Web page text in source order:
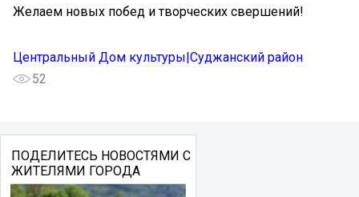
Желаем новых побед и творческих свершений!
Центральный Дом культуры|Суджанский район
52
ПОДЕЛИТЕСЬ НОВОСТЯМИ С
ЖИТЕЛЯМИ ГОРОДА